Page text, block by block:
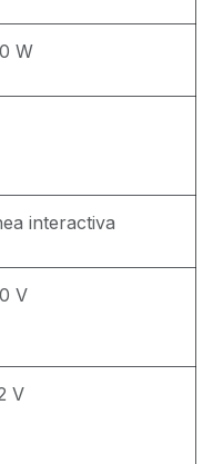
W
interactiva
V
V